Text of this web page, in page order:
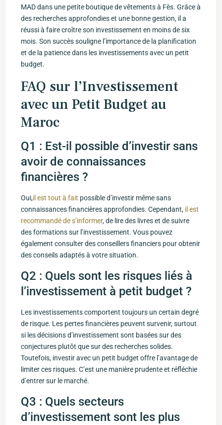
MAD dans une petite boutique de vêtements à Fès. Grâce à
des recherches approfondies et une bonne gestion, il a
réussi à faire croître son investissement en moins de six
mois. Son succès souligne l’importance de la planification
et de ⁢la patience dans les​ investissements avec un petit
budget.
FAQ‍ sur⁢ l’Investissement
avec un⁢ Petit Budget‍ au
Maroc
Q1 : Est-il possible d’investir sans
avoir de⁢ connaissances
financières ?
Oui,il est⁤ tout à fait possible d’investir même sans
connaissances financières approfondies. Cependant,‍ il est
recommandé de s’informer, de lire des livres ​et de suivre
des formations sur l’investissement. Vous pouvez
également consulter des conseillers financiers pour obtenir
des ​conseils adaptés à votre situation.
Q2 : Quels sont les risques liés à
‍l’investissement à petit budget ?
Les ⁤investissements comportent toujours ⁤un certain degré
de risque. Les pertes financières peuvent ‌survenir, surtout
si les décisions ⁤d’investissement sont basées sur des
conjectures plutôt que sur​ des recherches solides.
Toutefois, investir avec un petit budget⁣ offre ⁢l’avantage de
limiter ces risques. C’est une manière prudente et⁣ réfléchie
d’entrer sur le marché.
Q3 : Quels secteurs
d’investissement sont les plus